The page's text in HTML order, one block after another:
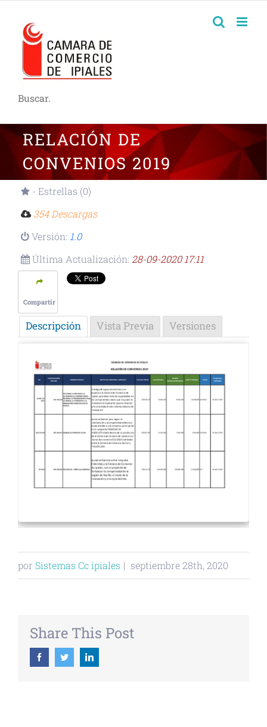
Buscar.
RELACIÓN DE
CONVENIOS 2019
- Estrellas (0)
354 Descargas
Versión: 1.0
Última Actualización: 28-09-2020 17:11
Compartir
Descripción Vista Previa Versiones
por Sistemas Cc ipiales | septiembre 28th, 2020
Share This Post
FacebookTwitterLinkedin